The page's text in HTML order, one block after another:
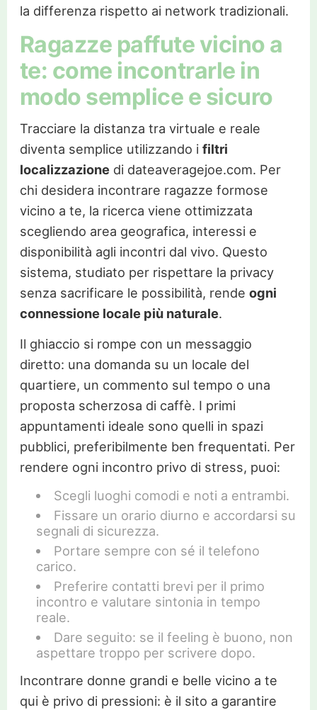
la differenza rispetto ai network tradizionali.
Ragazze paffute vicino a
te: come incontrarle in
modo semplice e sicuro
Tracciare la distanza tra virtuale e reale
diventa semplice utilizzando i filtri
localizzazionedi dateaveragejoe.com. Per
chi desidera incontrare ragazze formose
vicino a te, la ricerca viene ottimizzata
scegliendo area geografica, interessi e
disponibilità agli incontri dal vivo. Questo
sistema, studiato per rispettare la privacy
senza sacrificare le possibilità, rende ogni
connessione locale più naturale.
Il ghiaccio si rompe con un messaggio
diretto: una domanda su un locale del
quartiere, un commento sul tempo o una
proposta scherzosa di caffè. I primi
appuntamenti ideale sono quelli in spazi
pubblici, preferibilmente ben frequentati. Per
rendere ogni incontro privo di stress, puoi:
Scegli luoghi comodi e noti a entrambi.
Fissare un orario diurno e accordarsi su
segnali di sicurezza.
Portare sempre con sé il telefono
carico.
Preferire contatti brevi per il primo
incontro e valutare sintonia in tempo
reale.
Dare seguito: se il feeling è buono, non
aspettare troppo per scrivere dopo.
Incontrare donne grandi e belle vicino a te
qui è privo di pressioni: è il sito a garantire